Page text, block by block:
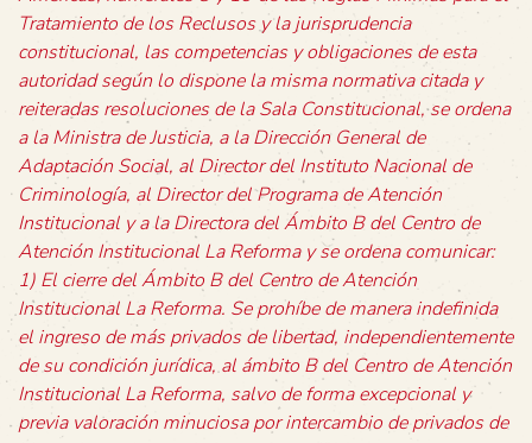
Tratamiento de los Reclusos y la jurisprudencia
constitucional, las competencias y obligaciones de esta
autoridad según lo dispone la misma normativa citada y
reiteradas resoluciones de la Sala Constitucional, se ordena
a la Ministra de Justicia, a la Dirección General de
Adaptación Social, al Director del Instituto Nacional de
Criminología, al Director del Programa de Atención
Institucional y a la Directora del Ámbito B del Centro de
Atención Institucional La Reforma y se ordena comunicar:
1) El cierre del Ámbito B del Centro de Atención
Institucional La Reforma. Se prohíbe de manera indefinida
el ingreso de más privados de libertad, independientemente
de su condición jurídica, al ámbito B del Centro de Atención
Institucional La Reforma, salvo de forma excepcional y
previa valoración minuciosa por intercambio de privados de